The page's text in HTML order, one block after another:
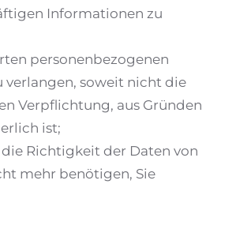
Informationen zu
personenbezogenen
verlangen, soweit nicht die
Verpflichtung, aus Gründen
ist;
Richtigkeit der Daten von
mehr benötigen, Sie